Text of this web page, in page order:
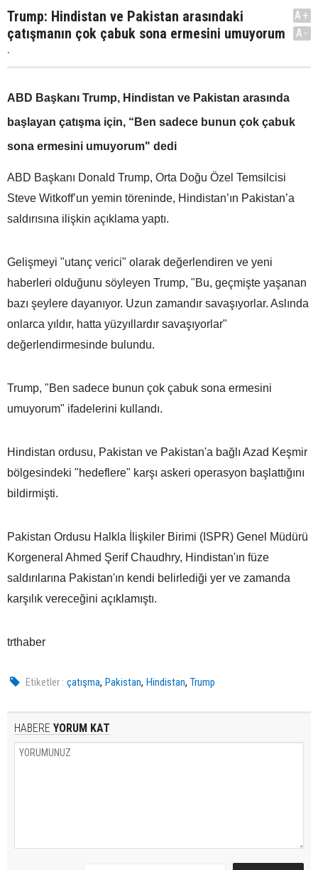
Trump: Hindistan ve Pakistan arasındaki
çatışmanın çok çabuk sona ermesini umuyorum
.
A+
A-
ABD Başkanı Trump, Hindistan ve Pakistan arasında
başlayan çatışma için, “Ben sadece bunun çok çabuk
sona ermesini umuyorum" dedi
ABD Başkanı Donald Trump, Orta Doğu Özel Temsilcisi
Steve Witkoff’un yemin töreninde, Hindistan’ın Pakistan’a
saldırısına ilişkin açıklama yaptı.
Gelişmeyi "utanç verici" olarak değerlendiren ve yeni
haberleri olduğunu söyleyen Trump, "Bu, geçmişte yaşanan
bazı şeylere dayanıyor. Uzun zamandır savaşıyorlar. Aslında
onlarca yıldır, hatta yüzyıllardır savaşıyorlar"
değerlendirmesinde bulundu.
Trump, "Ben sadece bunun çok çabuk sona ermesini
umuyorum" ifadelerini kullandı.
Hindistan ordusu, Pakistan ve Pakistan'a bağlı Azad Keşmir
bölgesindeki "hedeflere" karşı askeri operasyon başlattığını
bildirmişti.
Pakistan Ordusu Halkla İlişkiler Birimi (ISPR) Genel Müdürü
Korgeneral Ahmed Şerif Chaudhry, Hindistan'ın füze
saldırılarına Pakistan'ın kendi belirlediği yer ve zamanda
karşılık vereceğini açıklamıştı.
trthaber
Etiketler : çatışma,Pakistan,Hindistan,Trump
HABERE YORUM KAT